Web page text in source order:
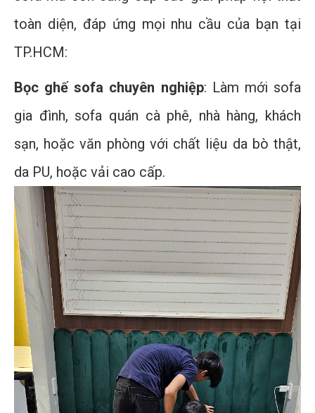
toàn diện, đáp ứng mọi nhu cầu của bạn tại
TP.HCM:
Bọc ghế sofa chuyên nghiệp: Làm mới sofa
gia đình, sofa quán cà phê, nhà hàng, khách
sạn, hoặc văn phòng với chất liệu da bò thật,
da PU, hoặc vải cao cấp.